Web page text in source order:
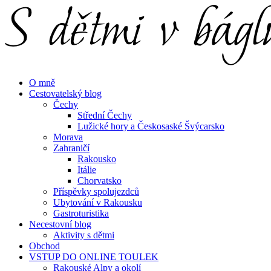
Menu
Menu
O mně
Cestovatelský blog
Čechy
Střední Čechy
Lužické hory a Českosaské Švýcarsko
Morava
Zahraničí
Rakousko
Itálie
Chorvatsko
Příspěvky spolujezdců
Ubytování v Rakousku
Gastroturistika
Necestovní blog
Aktivity s dětmi
Obchod
VSTUP DO ONLINE TOULEK
Rakouské Alpy a okolí